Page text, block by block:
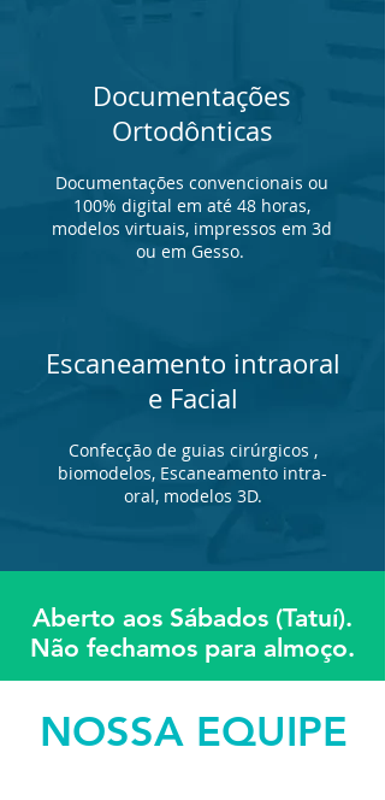
Documentações
Ortodônticas
Documentações convencionais ou
100% digital em até 48 horas,
modelos virtuais, impressos em 3d
ou em Gesso.
Escaneamento intraoral
e Facial
Confecção de guias cirúrgicos ,
biomodelos, Escaneamento intra-
oral, modelos 3D.
Aberto aos Sábados (Tatuí).
Não fechamos para almoço.
NOSSA EQUIPE